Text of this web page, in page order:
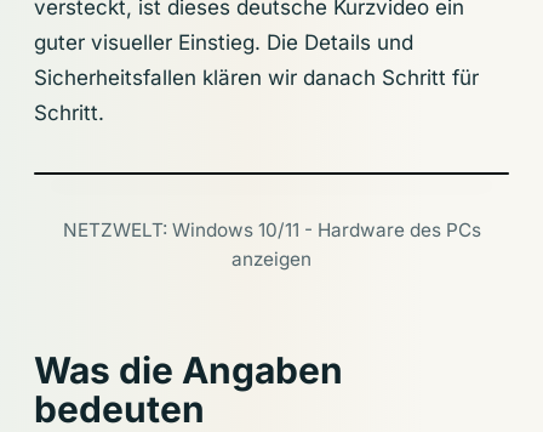
versteckt, ist dieses deutsche Kurzvideo ein
guter visueller Einstieg. Die Details und
Sicherheitsfallen klären wir danach Schritt für
Schritt.
NETZWELT: Windows 10/11 - Hardware des PCs
anzeigen
Was die Angaben
bedeuten